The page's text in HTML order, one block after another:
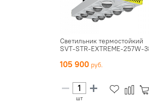
Светильник термостойкий
SVT-STR-EXTREME-257W-
105 900
шт